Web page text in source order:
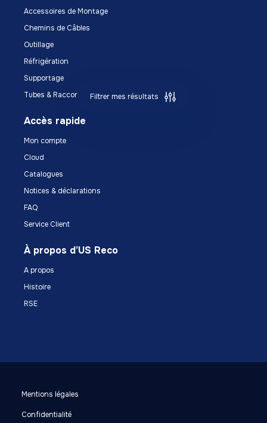
Accessoires de Montage
Chemins de Câbles
Outillage
Réfrigération
Supportage
Tubes & Raccords
Accès rapide
Mon compte
Cloud
Catalogues
Notices & déclarations
FAQ
Service Client
À propos d’US Reco
A propos
Histoire
RSE
Mentions légales
Confidentialité
Filtrer mes résultats